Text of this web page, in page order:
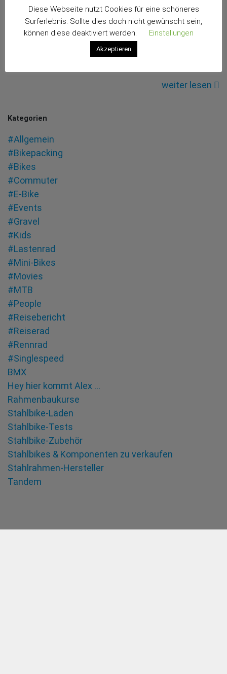
Kategorien
#Allgemein
#Bikepacking
#Bikes
#Commuter
#E-Bike
#Events
#Gravel
#Kids
#Lastenrad
#Mini-Bikes
#Movies
#MTB
#People
#Reisebericht
#Reiserad
#Rennrad
#Singlespeed
BMX
Hey hier kommt Alex …
Rahmenbaukurse
Stahlbike-Läden
Stahlbike-Tests
Stahlbike-Zubehör
Stahlbikes & Komponenten zu verkaufen
Stahlrahmen-Hersteller
Tandem
Express
Halbrenner
Restauration
linkischen Perspektive in einer fernen Dimension,
die ich wahrscheinlich nur durch die Wiedergeburt
im Körper eben eines solchen Machers erreichen
weiter lesen
Diese Webseite nutzt Cookies für eine schöneres
Surferlebnis. Sollte dies doch nicht gewünscht sein,
können diese deaktiviert werden.
Einstellungen
Akzeptieren